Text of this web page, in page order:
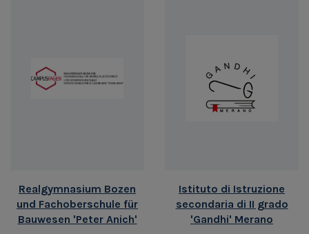
Realgymnasium Bozen
und Fachoberschule für
Bauwesen 'Peter Anich'
Istituto di Istruzione
secondaria di II grado
'Gandhi' Merano